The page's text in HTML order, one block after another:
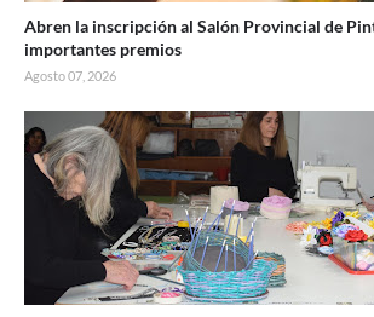
Abren la inscripción al Salón Provincial de
importantes premios
Agosto 07, 2026